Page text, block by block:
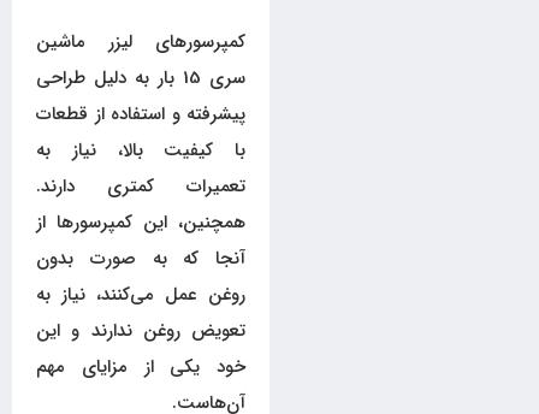
کمپرسورهای لیزر ماشین
سری 15 بار به دلیل طراحی
پیشرفته و استفاده از قطعات
با کیفیت بالا، نیاز به
تعمیرات کمتری دارند.
همچنین، این کمپرسورها از
آنجا که به صورت بدون
روغن عمل می‌کنند، نیاز به
تعویض روغن ندارند و این
خود یکی از مزایای مهم
آن‌هاست.